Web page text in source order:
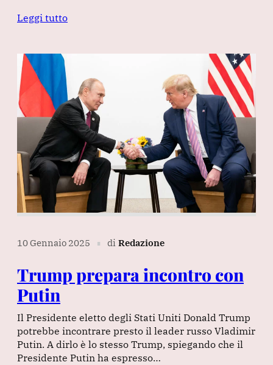
Leggi tutto
10 Gennaio 2025 ∎ di Redazione
Trump prepara incontro con
Putin
Il Presidente eletto degli Stati Uniti Donald Trump
potrebbe incontrare presto il leader russo Vladimir
Putin. A dirlo è lo stesso Trump, spiegando che il
Presidente Putin ha espresso…